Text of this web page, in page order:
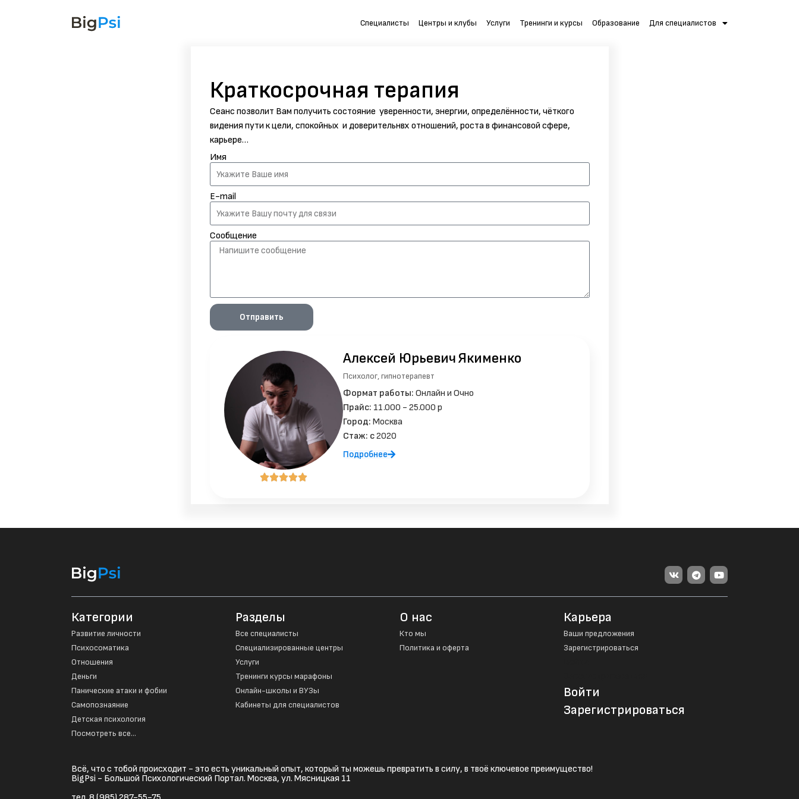
Специалисты Центры и клубы Услуги Тренинги и курсы Образование Для специалистов
Краткосрочная терапия
Сеанс позволит Вам получить состояние уверенности, энергии, определённости, чёткого
видения пути к цели, спокойных и доверительнвх отношений, роста в финансовой сфере,
карьере…
Имя
E-mail
Сообщение
Отправить

Алексей ЮрьевичЯкименко
Психолог, гипнотерапевт
Формат работы: Онлайн и Очно
Прайс: 11.000 - 25.000 р
Город: Москва
Стаж: c2020
Подробнее
Категории
Развитие личности
Психосоматика
Отношения
Деньги
Панические атаки и фобии
Самопознаяние
Детская психология
Посмотреть все...
Разделы
Все специалисты
Специализированные центры
Услуги
Тренинги курсы марафоны
Онлайн-школы и ВУЗы
Кабинеты для специалистов
О нас
Кто мы
Политика и оферта
Карьера
Ваши предложения
Зарегистрироваться
Войти
Зарегистрироваться
Всё, что с тобой происходит - это есть уникальный опыт, который ты можешь превратить в силу, в твоё ключевое преимущество!
BigPsi - Большой Психологический Портал. Москва, ул. Мясницкая 11